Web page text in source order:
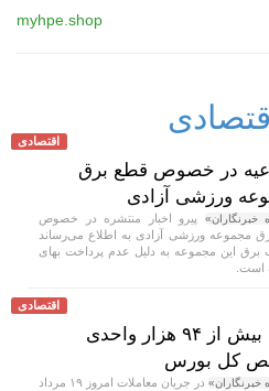
myhpe.shop
اقتصادی
در خصوص قطع برق
ورزشی آزادی
خبرنگاران» پیرو اخبار منتشره در خصوص
مجموعه ورزشی آزادی به اطلاع می‌رساند
برق این مجموعه به دلیل عدم پرداخت بهای
اقتصادی
رشد بیش از ۹۴ هزار واحدی
کل بورس
خبرنگاران»
در جریان معاملات امروز ۱۹ مرداد